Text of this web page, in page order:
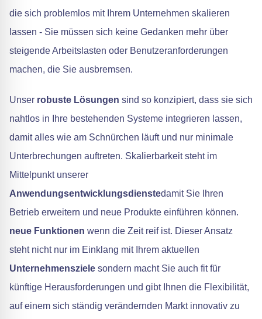
die sich problemlos mit Ihrem Unternehmen skalieren
lassen - Sie müssen sich keine Gedanken mehr über
steigende Arbeitslasten oder Benutzeranforderungen
machen, die Sie ausbremsen.
Unser robuste Lösungen sind so konzipiert, dass sie sich
nahtlos in Ihre bestehenden Systeme integrieren lassen,
damit alles wie am Schnürchen läuft und nur minimale
Unterbrechungen auftreten. Skalierbarkeit steht im
Mittelpunkt unserer
Anwendungsentwicklungsdienstedamit Sie Ihren
Betrieb erweitern und neue Produkte einführen können.
neue Funktionen wenn die Zeit reif ist. Dieser Ansatz
steht nicht nur im Einklang mit Ihrem aktuellen
Unternehmensziele sondern macht Sie auch fit für
künftige Herausforderungen und gibt Ihnen die Flexibilität,
auf einem sich ständig verändernden Markt innovativ zu